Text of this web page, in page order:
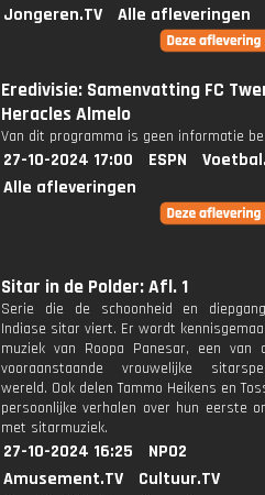
Jongeren.TV
Alle afleveringen
Eredivisie: Samenvatting FC
Heracles Almelo
Van dit programma is geen informatie
27-10-2024 17:00 ESPN
Alle afleveringen
Sitar in de Polder: Afl. 1
Serie die de schoonheid en
Indiase sitar viert. Er wordt
muziek van Roopa Panesar, een van
vooraanstaande vrouwelijke
wereld. Ook delen Tammo Heikens en
persoonlijke verhalen over hun eerste
met sitarmuziek.
27-10-2024 16:25
NPO2
Amusement.TV
Cultuur.TV